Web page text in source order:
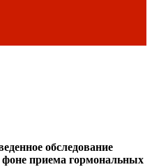
обследование
приема гормональных